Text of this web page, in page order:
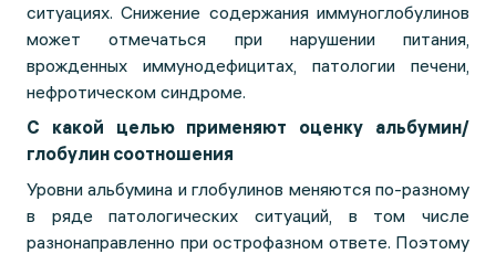
ситуациях. Снижение содержания иммуноглобулинов
может отмечаться при нарушении питания,
врожденных иммунодефицитах, патологии печени,
нефротическом синдроме.
С какой целью применяют оценку альбумин/
глобулин соотношения
Уровни альбумина и глобулинов меняются по-разному
в ряде патологических ситуаций, в том числе
разнонаправленно при острофазном ответе. Поэтому